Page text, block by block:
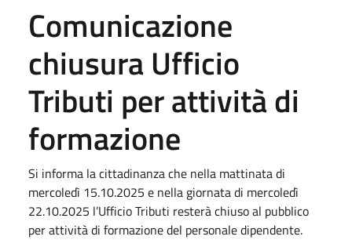
Comunicazione
chiusura Ufficio
Tributi per attività di
formazione
Si informa la cittadinanza che nella mattinata di
mercoledì 15.10.2025 e nella giornata di mercoledì
22.10.2025 l’Ufficio Tributi resterà chiuso al pubblico
per attività di formazione del personale dipendente.